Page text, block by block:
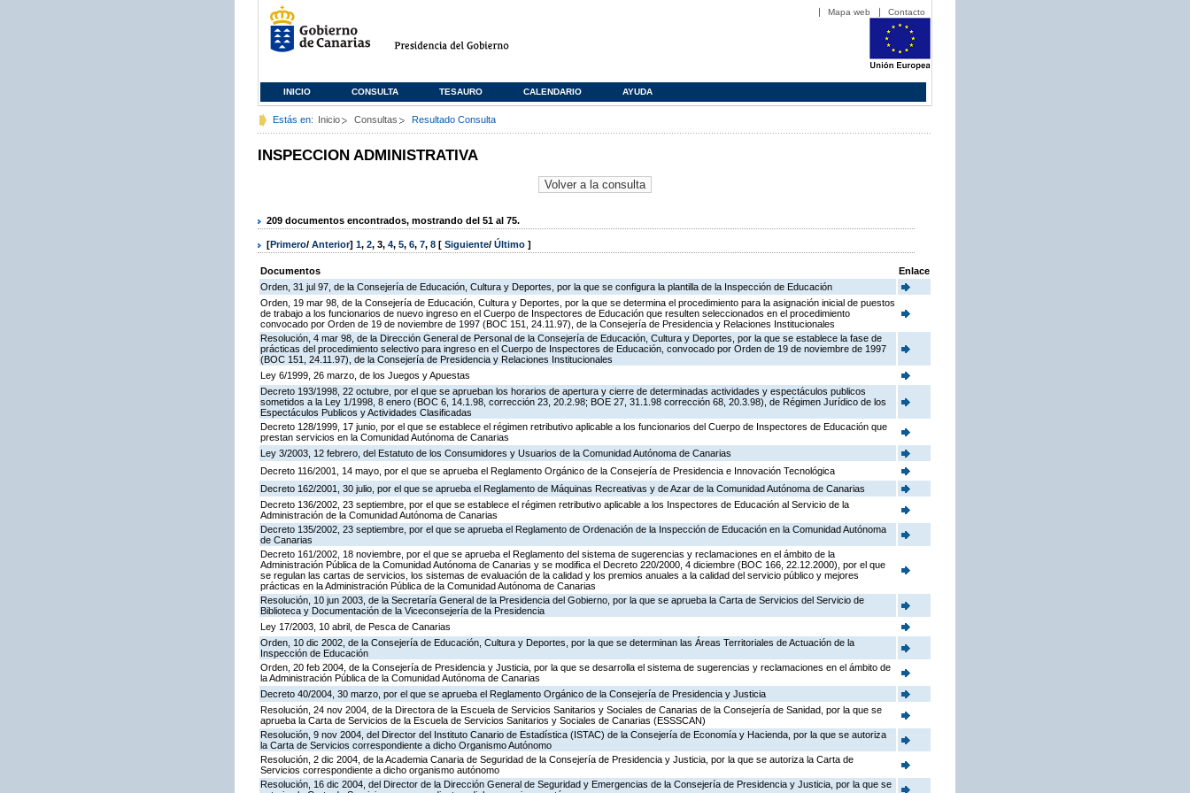
Mapa web Contacto
INICIO CONSULTA TESAURO CALENDARIO AYUDA
Estás en: Inicio Consultas Resultado Consulta
INSPECCION ADMINISTRATIVA
209 documentos encontrados, mostrando del 51 al 75.
[Primero/ Anterior] 1, 2, 3, 4, 5, 6, 7, 8 [ Siguiente/ Último ]
Documentos
Enlace
Orden, 31 jul 97, de la Consejería de Educación, Cultura y Deportes, por la que se configura la plantilla de la Inspección de Educación
Orden, 19 mar 98, de la Consejería de Educación, Cultura y Deportes, por la que se determina el procedimiento para la asignación inicial de puestos
de trabajo a los funcionarios de nuevo ingreso en el Cuerpo de Inspectores de Educación que resulten seleccionados en el procedimiento
convocado por Orden de 19 de noviembre de 1997 (BOC 151, 24.11.97), de la Consejería de Presidencia y Relaciones Institucionales
Resolución, 4 mar 98, de la Dirección General de Personal de la Consejería de Educación, Cultura y Deportes, por la que se establece la fase de
prácticas del procedimiento selectivo para ingreso en el Cuerpo de Inspectores de Educación, convocado por Orden de 19 de noviembre de 1997
(BOC 151, 24.11.97), de la Consejería de Presidencia y Relaciones Institucionales
Ley 6/1999, 26 marzo, de los Juegos y Apuestas
Decreto 193/1998, 22 octubre, por el que se aprueban los horarios de apertura y cierre de determinadas actividades y espectáculos publicos
sometidos a la Ley 1/1998, 8 enero (BOC 6, 14.1.98, corrección 23, 20.2.98; BOE 27, 31.1.98 corrección 68, 20.3.98), de Régimen Jurídico de los
Espectáculos Publicos y Actividades Clasificadas
Decreto 128/1999, 17 junio, por el que se establece el régimen retributivo aplicable a los funcionarios del Cuerpo de Inspectores de Educación que
prestan servicios en la Comunidad Autónoma de Canarias
Ley 3/2003, 12 febrero, del Estatuto de los Consumidores y Usuarios de la Comunidad Autónoma de Canarias
Decreto 116/2001, 14 mayo, por el que se aprueba el Reglamento Orgánico de la Consejería de Presidencia e Innovación Tecnológica
Decreto 162/2001, 30 julio, por el que se aprueba el Reglamento de Máquinas Recreativas y de Azar de la Comunidad Autónoma de Canarias
Decreto 136/2002, 23 septiembre, por el que se establece el régimen retributivo aplicable a los Inspectores de Educación al Servicio de la
Administración de la Comunidad Autónoma de Canarias
Decreto 135/2002, 23 septiembre, por el que se aprueba el Reglamento de Ordenación de la Inspección de Educación en la Comunidad Autónoma
de Canarias
Decreto 161/2002, 18 noviembre, por el que se aprueba el Reglamento del sistema de sugerencias y reclamaciones en el ámbito de la
Administración Pública de la Comunidad Autónoma de Canarias y se modifica el Decreto 220/2000, 4 diciembre (BOC 166, 22.12.2000), por el que
se regulan las cartas de servicios, los sistemas de evaluación de la calidad y los premios anuales a la calidad del servicio público y mejores
prácticas en la Administración Pública de la Comunidad Autónoma de Canarias
Resolución, 10 jun 2003, de la Secretaría General de la Presidencia del Gobierno, por la que se aprueba la Carta de Servicios del Servicio de
Biblioteca y Documentación de la Viceconsejería de la Presidencia
Ley 17/2003, 10 abril, de Pesca de Canarias
Orden, 10 dic 2002, de la Consejería de Educación, Cultura y Deportes, por la que se determinan las Áreas Territoriales de Actuación de la
Inspección de Educación
Orden, 20 feb 2004, de la Consejería de Presidencia y Justicia, por la que se desarrolla el sistema de sugerencias y reclamaciones en el ámbito de
la Administración Pública de la Comunidad Autónoma de Canarias
Decreto 40/2004, 30 marzo, por el que se aprueba el Reglamento Orgánico de la Consejería de Presidencia y Justicia
Resolución, 24 nov 2004, de la Directora de la Escuela de Servicios Sanitarios y Sociales de Canarias de la Consejería de Sanidad, por la que se
aprueba la Carta de Servicios de la Escuela de Servicios Sanitarios y Sociales de Canarias (ESSSCAN)
Resolución, 9 nov 2004, del Director del Instituto Canario de Estadística (ISTAC) de la Consejería de Economía y Hacienda, por la que se autoriza
la Carta de Servicios correspondiente a dicho Organismo Autónomo
Resolución, 2 dic 2004, de la Academia Canaria de Seguridad de la Consejería de Presidencia y Justicia, por la que se autoriza la Carta de
Servicios correspondiente a dicho organismo autónomo
Resolución, 16 dic 2004, del Director de la Dirección General de Seguridad y Emergencias de la Consejería de Presidencia y Justicia, por la que se